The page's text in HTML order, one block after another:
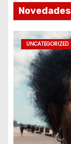
Novedades
UNCATEGORIZED